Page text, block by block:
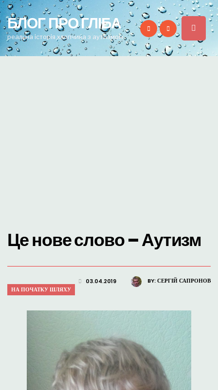
for:
БЛОГ ПРО ГЛІБА
реальна історія хлопчика з аутизмом
Це нове слово – Аутизм
BY:СЕРГІЙ САПРОНОВ
03.04.2019
НА ПОЧАТКУ ШЛЯХУ